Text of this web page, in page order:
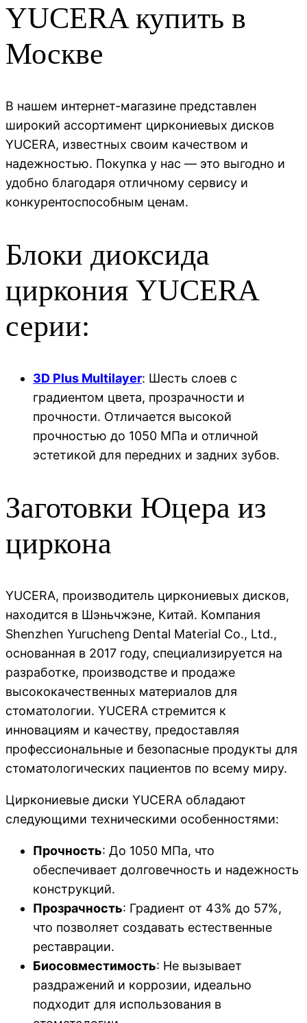
YUCERA купить в
Москве
В нашем интернет-магазине представлен
широкий ассортимент циркониевых дисков
YUCERA, известных своим качеством и
надежностью. Покупка у нас — это выгодно и
удобно благодаря отличному сервису и
конкурентоспособным ценам.
Блоки диоксида
циркония YUCERA
серии:
3D Plus Multilayer: Шесть слоев с
градиентом цвета, прозрачности и
прочности. Отличается высокой
прочностью до 1050 МПа и отличной
эстетикой для передних и задних зубов.
Заготовки Юцера из
циркона
YUCERA, производитель циркониевых дисков,
находится в Шэньчжэне, Китай. Компания
Shenzhen Yurucheng Dental Material Co., Ltd.,
основанная в 2017 году, специализируется на
разработке, производстве и продаже
высококачественных материалов для
стоматологии. YUCERA стремится к
инновациям и качеству, предоставляя
профессиональные и безопасные продукты для
стоматологических пациентов по всему миру.
Циркониевые диски YUCERA обладают
следующими техническими особенностями:
Прочность: До 1050 МПа, что
обеспечивает долговечность и надежность
конструкций.
Прозрачность: Градиент от 43% до 57%,
что позволяет создавать естественные
реставрации.
Биосовместимость: Не вызывает
раздражений и коррозии, идеально
подходит для использования в